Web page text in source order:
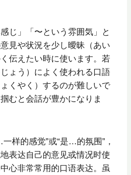
じ」「〜という雰囲気」と
見や状況を少し曖昧（あい
伝えたい時に使います。若
ょう）によく使われる口語
くやく）するのが難しいで
むと会話が豊かになりま
样的感觉”或“是…的氛围”，
表达自己的意见或情况时使
心非常常用的口语表达。虽